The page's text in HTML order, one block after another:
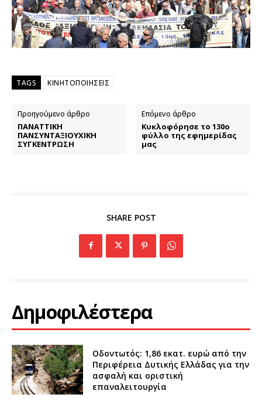
TAGS ΚΙΝΗΤΟΠΟΙΗΣΕΙΣ
Προηγούμενο άρθρο
ΠΑΝΑΤΤΙΚΗ
ΠΑΝΣΥΝΤΑΞΙΟΥΧΙΚΗ
ΣΥΓΚΕΝΤΡΩΣΗ
Επόμενο άρθρο
Κυκλοφόρησε το 130ο
φύλλο της εφημερίδας
μας
SHARE POST
Δημοφιλέστερα
Οδοντωτός: 1,86 εκατ. ευρώ από την
Περιφέρεια Δυτικής Ελλάδας για την
ασφαλή και οριστική
επαναλειτουργία